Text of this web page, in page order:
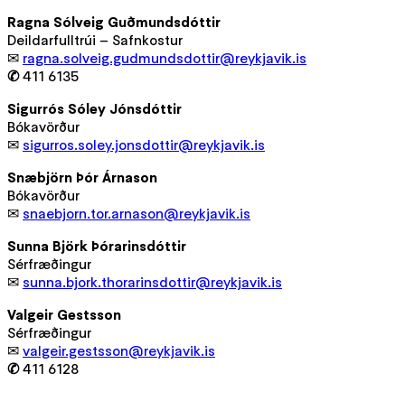
Ragna Sólveig Guðmundsdóttir
Deildarfulltrúi – Safnkostur
✉ ragna.solveig.gudmundsdottir@reykjavik.is
✆411 6135
Sigurrós Sóley Jónsdóttir
Bókavörður
✉ sigurros.soley.jonsdottir@reykjavik.is
Snæbjörn Þór Árnason
Bókavörður
✉ snaebjorn.tor.arnason@reykjavik.is
Sunna Björk Þórarinsdóttir
Sérfræðingur
✉ sunna.bjork.thorarinsdottir@reykjavik.is
Valgeir Gestsson
Sérfræðingur
✉ valgeir.gestsson@reykjavik.is
✆411 6128